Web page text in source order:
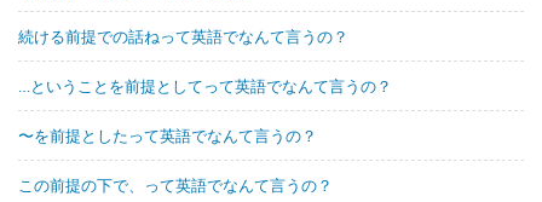
続ける前提での話ねって英語でなんて言うの？
…ということを前提としてって英語でなんて言うの？
〜を前提としたって英語でなんて言うの？
この前提の下で、って英語でなんて言うの？